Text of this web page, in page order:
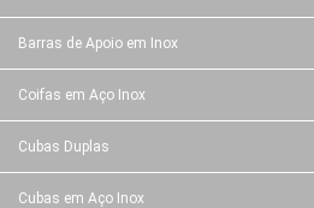
Barras de Apoio em Inox
Coifas em Aço Inox
Cubas Duplas
Cubas em Aço Inox